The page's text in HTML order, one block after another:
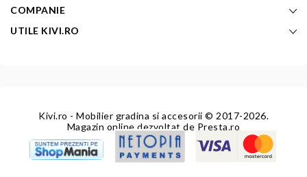
COMPANIE
UTILE KIVI.RO
Kivi.ro - Mobilier gradina si accesorii © 2017-2026.
Magazin online dezvoltat de Presta.ro